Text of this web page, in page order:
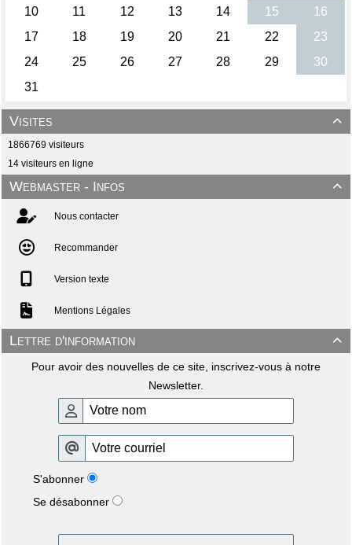

Visites
1866769 visiteurs
14 visiteurs en ligne

Webmaster - Infos
Nous contacter
Recommander
Version texte
Mentions Légales

Lettre d'information
Pour avoir des nouvelles de ce site, inscrivez-vous à notre
Newsletter.
S'abonner
Se désabonner